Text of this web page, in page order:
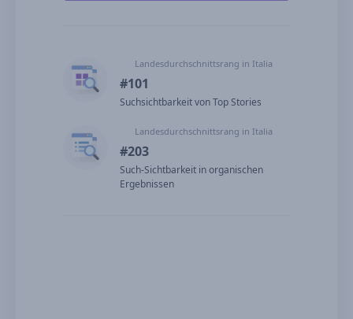
Landesdurchschnittsrang in Italia
#101
Suchsichtbarkeit von Top Stories
Landesdurchschnittsrang in Italia
#203
Such-Sichtbarkeit in organischen
Ergebnissen